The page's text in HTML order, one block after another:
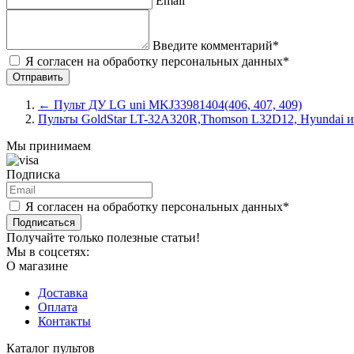
Введите комментарий*
Я согласен на обработку персональных данных*
← Пульт ДУ LG uni MKJ33981404(406, 407, 409)
Пульты GoldStar LT-32A320R,Thomson L32D12, Hyundai
Мы принимаем
Подписка
Я согласен на обработку персональных данных*
Подписаться
Получайте только полезные статьи!
Мы в соцсетях:
О магазине
Доставка
Оплата
Контакты
Каталог пультов